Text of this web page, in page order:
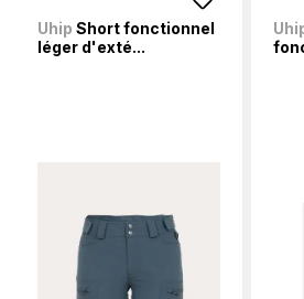
Uhip Short fonctionnel
léger d'exté...